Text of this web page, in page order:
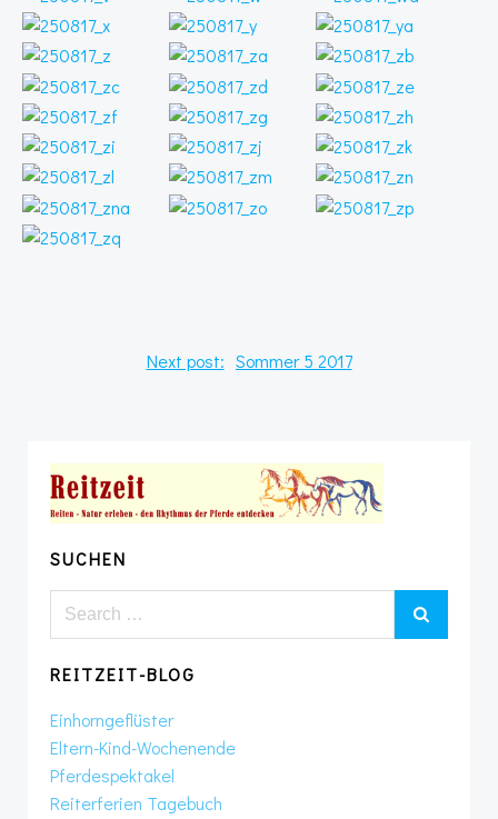
Next post: Sommer 5 2017
SUCHEN
Search
REITZEIT-BLOG
Einhorngeflüster
Eltern-Kind-Wochenende
Pferdespektakel
Reiterferien Tagebuch